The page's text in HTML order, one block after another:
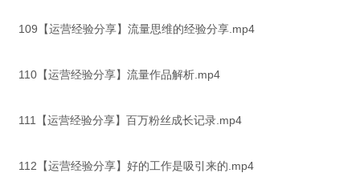
109【运营经验分享】流量思维的经验分享.mp4
110【运营经验分享】流量作品解析.mp4
111【运营经验分享】百万粉丝成长记录.mp4
112【运营经验分享】好的工作是吸引来的.mp4